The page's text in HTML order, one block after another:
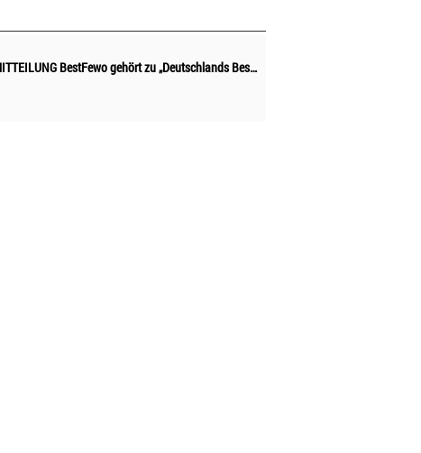
PRESSEMITTEILUNG BestFewo gehört zu „Deutschlands Besten Online-Portalen 2018“